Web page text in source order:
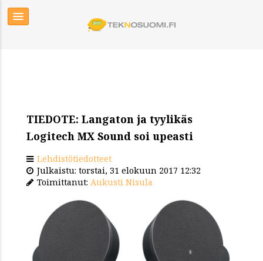
TIEDOTE: Langaton ja tyylikäs
Logitech MX Sound soi upeasti
Lehdistötiedotteet
Julkaistu: torstai, 31 elokuun 2017 12:32
Toimittanut: Aukusti Nisula